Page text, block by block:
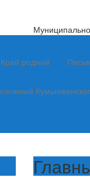
Край родной